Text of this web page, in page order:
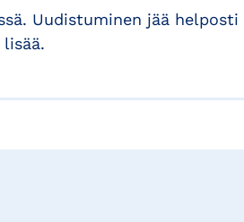
Uudistuminen jää